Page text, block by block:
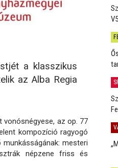
a klasszikus
az Alba Regia
az op. 77
kompozíció ragyogó
mesteri
népzene friss és